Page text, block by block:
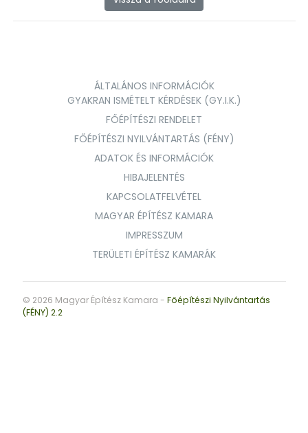
ÁLTALÁNOS INFORMÁCIÓK
GYAKRAN ISMÉTELT KÉRDÉSEK (GY.I.K.)
FŐÉPÍTÉSZI RENDELET
FŐÉPÍTÉSZI NYILVÁNTARTÁS (FÉNY)
ADATOK ÉS INFORMÁCIÓK
HIBAJELENTÉS
KAPCSOLATFELVÉTEL
MAGYAR ÉPÍTÉSZ KAMARA
IMPRESSZUM
TERÜLETI ÉPÍTÉSZ KAMARÁK
© 2026 Magyar Építész Kamara - Főépítészi Nyilvántartás
(FÉNY) 2.2